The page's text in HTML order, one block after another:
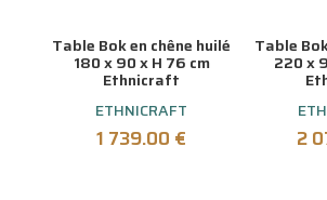
Table Bok en chêne huilé
180 x 90 x H 76 cm
Ethnicraft
ETHNICRAFT
1 739.00 €
Table
220 x
2